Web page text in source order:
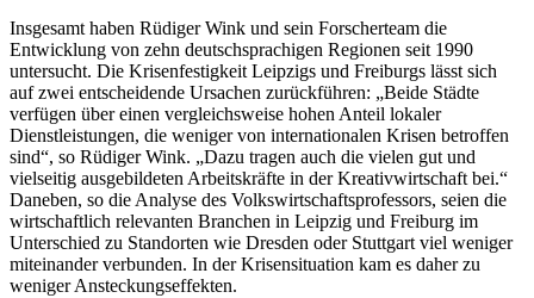
Insgesamt haben Rüdiger Wink und sein Forscherteam die
Entwicklung von zehn deutschsprachigen Regionen seit 1990
untersucht. Die Krisenfestigkeit Leipzigs und Freiburgs lässt sich
auf zwei entscheidende Ursachen zurückführen: „Beide Städte
verfügen über einen vergleichsweise hohen Anteil lokaler
Dienstleistungen, die weniger von internationalen Krisen betroffen
sind“, so Rüdiger Wink. „Dazu tragen auch die vielen gut und
vielseitig ausgebildeten Arbeitskräfte in der Kreativwirtschaft bei.“
Daneben, so die Analyse des Volkswirtschaftsprofessors, seien die
wirtschaftlich relevanten Branchen in Leipzig und Freiburg im
Unterschied zu Standorten wie Dresden oder Stuttgart viel weniger
miteinander verbunden. In der Krisensituation kam es daher zu
weniger Ansteckungseffekten.